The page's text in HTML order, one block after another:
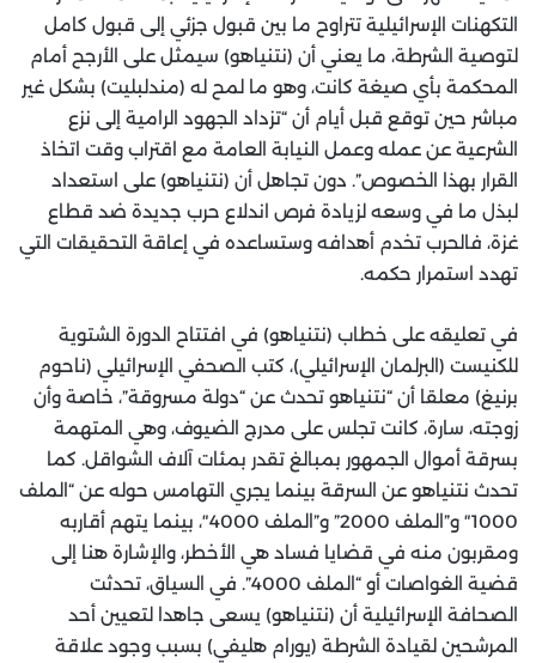
التكهنات الإسرائيلية تتراوح ما بين قبول جزئي إلى قبول كامل
لتوصية الشرطة، ما يعني أن (نتنياهو) سيمثل على الأرجح أمام
المحكمة بأي صيغة كانت، وهو ما لمح له (مندلبليت) بشكل غير
مباشر حين توقع قبل أيام أن “تزداد الجهود الرامية إلى نزع
الشرعية عن عمله وعمل النيابة العامة مع اقتراب وقت اتخاذ
القرار بهذا الخصوص”. دون تجاهل أن (نتنياهو) على استعداد
لبذل ما في وسعه لزيادة فرص اندلاع حرب جديدة ضد قطاع
غزة، فالحرب تخدم أهدافه وستساعده في إعاقة التحقيقات التي
تهدد استمرار حكمه.
في تعليقه على خطاب (نتنياهو) في افتتاح الدورة الشتوية
للكنيست (البرلمان الإسرائيلي)، كتب الصحفي الإسرائيلي (ناحوم
برنيغ) معلقا أن “نتنياهو تحدث عن “دولة مسروقة”، خاصة وأن
زوجته، سارة، كانت تجلس على مدرج الضيوف، وهي المتهمة
بسرقة أموال الجمهور بمبالغ تقدر بمئات آلاف الشواقل. كما
تحدث نتنياهو عن السرقة بينما يجري التهامس حوله عن “الملف
1000″ و”الملف 2000” و”الملف 4000″، بينما يتهم أقاربه
ومقربون منه في قضايا فساد هي الأخطر، والإشارة هنا إلى
قضية الغواصات أو “الملف 4000”. في السياق، تحدثت
الصحافة الإسرائيلية أن (نتنياهو) يسعى جاهدا لتعيين أحد
المرشحين لقيادة الشرطة (يورام هليفي) بسبب وجود علاقة